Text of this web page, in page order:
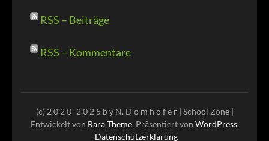
RSS – Beiträge
RSS – Kommentare
(c) 2 0 2 0 -2 0 2 5 b y N. D o m h ö f e r | School Zone |
Entwickelt von Rara Theme. Präsentiert von WordPress.
Datenschutzerklärung